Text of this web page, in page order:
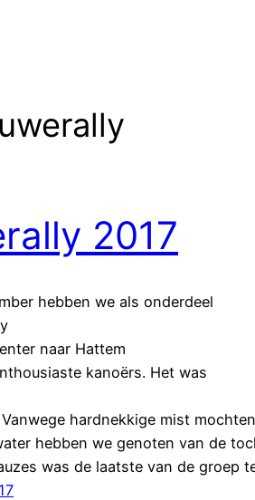
2017
hebben we als onderdeel
naar Hattem
kanoërs. Het was
hardnekkige mist
hebben we genoten van de
was de laatste van de groep